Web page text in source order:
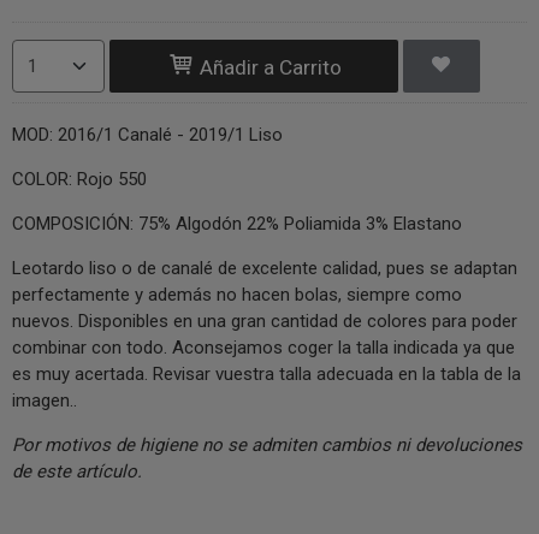
Añadir a Carrito
MOD: 2016/1 Canalé - 2019/1 Liso
COLOR: Rojo 550
COMPOSICIÓN: 75% Algodón 22% Poliamida 3% Elastano
Leotardo liso o de canalé de excelente calidad, pues se adaptan
perfectamente y además no hacen bolas, siempre como
nuevos. Disponibles en una gran cantidad de colores para poder
combinar con todo. Aconsejamos coger la talla indicada ya que
es muy acertada. Revisar vuestra talla adecuada en la tabla de la
imagen..
Por motivos de higiene no se admiten cambios ni devoluciones
de este artículo.